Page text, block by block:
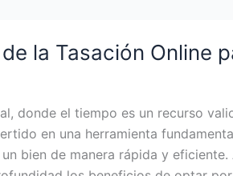
la Tasación Online
donde el tiempo es un recurso
en una herramienta
bien de manera rápida y eficiente.